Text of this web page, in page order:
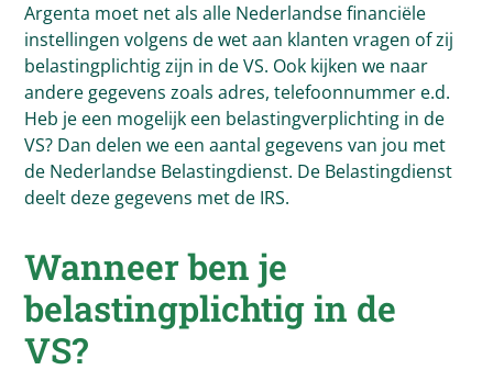
Argenta moet net als alle Nederlandse financiële
instellingen volgens de wet aan klanten vragen of zij
belastingplichtig zijn in de VS. Ook kijken we naar
andere gegevens zoals adres, telefoonnummer e.d.
Heb je een mogelijk een belastingverplichting in de
VS? Dan delen we een aantal gegevens van jou met
de Nederlandse Belastingdienst. De Belastingdienst
deelt deze gegevens met de IRS.
Wanneer ben je
belastingplichtig in de
VS?